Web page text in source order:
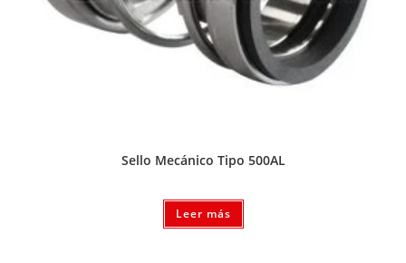
Sello Mecánico Tipo 500AL
Leer más